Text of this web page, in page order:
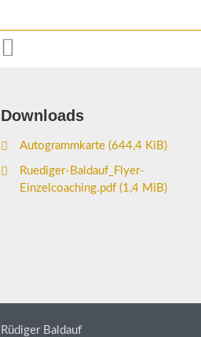

Downloads
Autogrammkarte (644,4 KiB)
Ruediger-Baldauf_Flyer-
Einzelcoaching.pdf (1,4 MiB)
Rüdiger Baldauf